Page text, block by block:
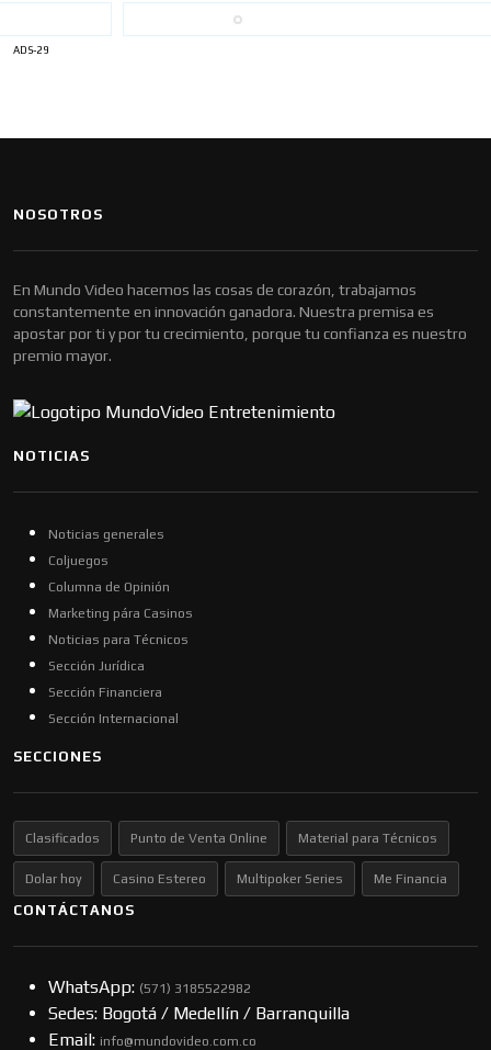
ADS-29
NOSOTROS
En Mundo Video hacemos las cosas de corazón, trabajamos
constantemente en innovación ganadora. Nuestra premisa es
apostar por ti y por tu crecimiento, porque tu confianza es nuestro
premio mayor.
NOTICIAS
Noticias generales
Coljuegos
Columna de Opinión
Marketing pára Casinos
Noticias para Técnicos
Sección Jurídica
Sección Financiera
Sección Internacional
SECCIONES
Clasificados Punto de Venta Online Material para Técnicos
Dolar hoy Casino Estereo Multipoker Series Me Financia
CONTÁCTANOS
WhatsApp: (57​​1) 3185522982
Sedes: Bogotá / Medellín / Barranquilla
Email: info@mundovideo.com.co